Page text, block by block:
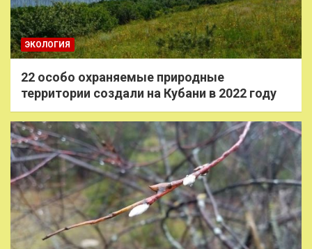
ЭКОЛОГИЯ
22 особо охраняемые природные
территории создали на Кубани в 2022 году